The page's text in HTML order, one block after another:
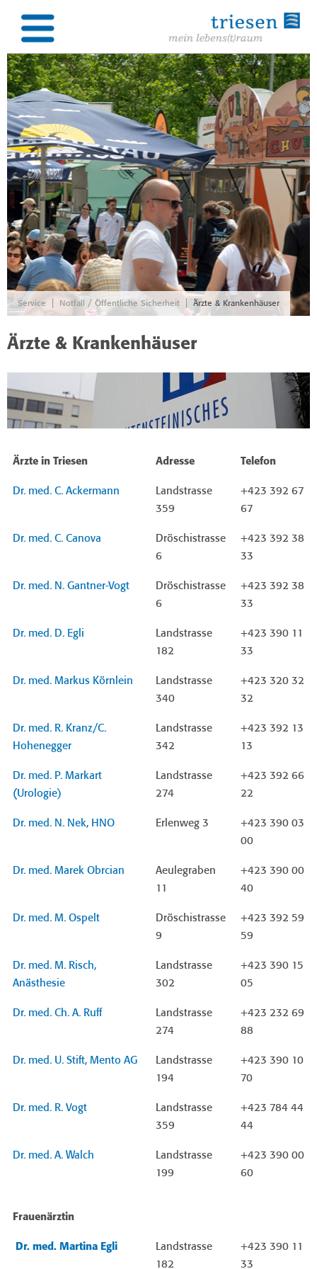
Service Notfall / Öffentliche Sicherheit Ärzte & Krankenhäuser
Ärzte & Krankenhäuser
Ärzte in Triesen Adresse Telefon
Dr. med. C. Ackermann
Landstrasse
359
+423 392 67
67
Dr. med. C. Canova
Dröschistrasse
6
+423 392 38
33
Dr. med. N. Gantner-Vogt
Dröschistrasse
6
+423 392 38
33
Dr. med. D. Egli
Landstrasse
182
+423 390 11
33
Dr. med. Markus Körnlein
Landstrasse
340
+423 320 32
32
Dr. med. R. Kranz/C.
Hohenegger
Landstrasse
342
+423 392 13
13
Dr. med. P. Markart
(Urologie)
Landstrasse
274
+423 392 66
22
Dr. med. N. Nek, HNO Erlenweg 3
+423 390 03
00
Dr. med. Marek Obrcian
Aeulegraben
11
+423 390 00
40
Dr. med. M. Ospelt
Dröschistrasse
9
+423 392 59
59
Dr. med. M. Risch,
Anästhesie
Landstrasse
302
+423 390 15
05
Dr. med. Ch. A. Ruff
Landstrasse
274
+423 232 69
88
Dr. med. U. Stift, Mento AG
Landstrasse
194
+423 390 10
70
Dr. med. R. Vogt
Landstrasse
359
+423 784 44
44
Dr. med. A. Walch
Landstrasse
199
+423 390 00
60
Frauenärztin
Dr. med. Martina Egli
Landstrasse
182
+423 390 11
33